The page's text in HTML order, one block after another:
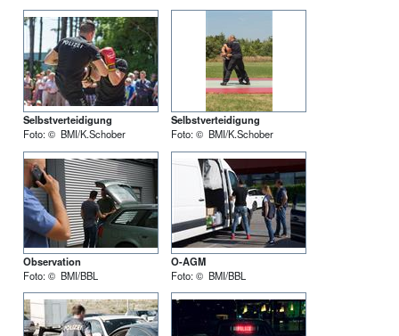
Selbstverteidigung
Foto: © BMI/K.Schober
Selbstverteidigung
Foto: © BMI/K.Schober
Observation
Foto: © BMI/BBL
O-AGM
Foto: © BMI/BBL